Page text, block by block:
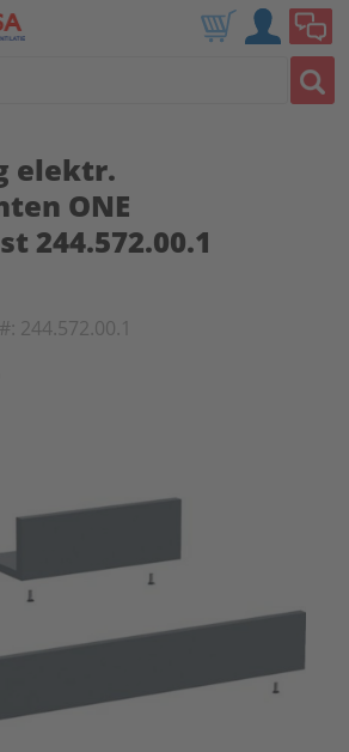
elektr.
ONE
244.572.00.1
244.572.00.1